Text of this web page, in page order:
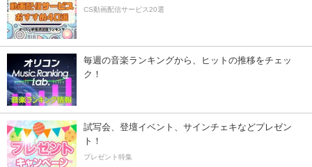
CS動画配信サービス20選
毎週の音楽ランキングから、ヒットの推移をチェッ
ク！
試写会、登壇イベント、サインチェキなどプレゼン
ト！
プレゼント特集